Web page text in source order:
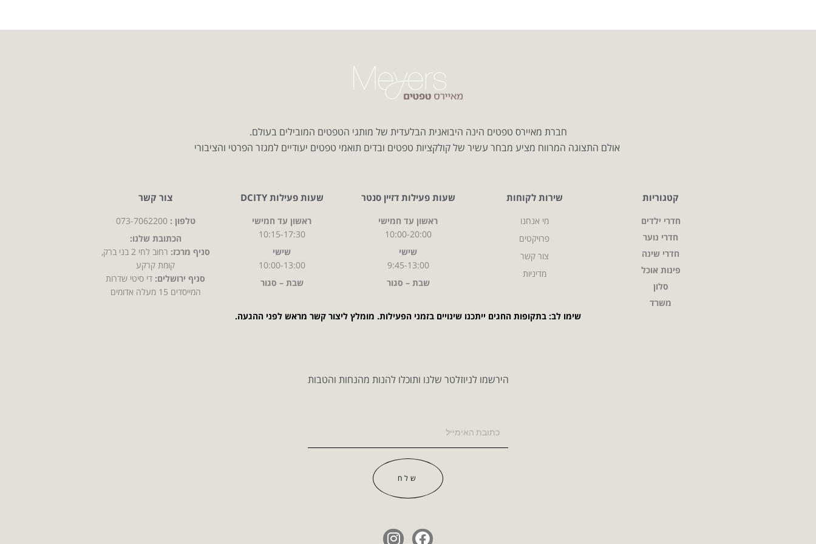
חברת מאיירס טפטים הינה היבואנית הבלעדית של מותגי הטפטים המובילים בעולם.
אולם התצוגה המרווח מציע מבחר עשיר של קולקציות טפטים ובדים תואמי טפטים יעודיים למגזר הפרטי והציבורי
קטגוריות
חדרי ילדים
חדרי נוער
חדרי שינה
פינות אוכל
סלון
משרד
שירות לקוחות
מי אנחנו
פרויקטים
צור קשר
מדיניות
שעות פעילות דזיין סנטר
ראשון עד חמישי
10:00-20:00
שישי
9:45-13:00
שבת – סגור
שעות פעילות DCITY
ראשון עד חמישי
10:15-17:30
שישי
10:00-13:00
שבת – סגור
צור קשר
טלפון : 073-7062200
הכתובת שלנו:
סניף מרכז:
רחוב לחי 2 בני ברק,
קומת קרקע
סניף ירושלים: די סיטי שדרות
המייסדים 15 מעלה אדומים
שימו לב: בתקופות החגים ייתכנו שינויים בזמני הפעילות. מומלץ ליצור קשר מראש לפני ההגעה.
הירשמו לניוזלטר שלנו ותוכלו להנות מהנחות והטבות
שלח